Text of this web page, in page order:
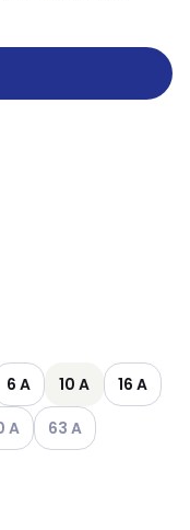
vaihtoehdot
6 A 10 A
16 A
olevat
käytettävissä olevat
A Katso
63 A